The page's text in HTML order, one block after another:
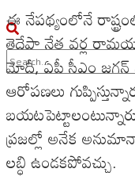
No Result
View All Result
ఈ నేపథ్యంలోనే
తెదేపా నేత వర్ల
మోదీ, ఏపీ సీఎం జగన్
ఆరోపణలు
ప్రజల్లో అనేక
లబ్ధి ఉండకపోవచ్చు.